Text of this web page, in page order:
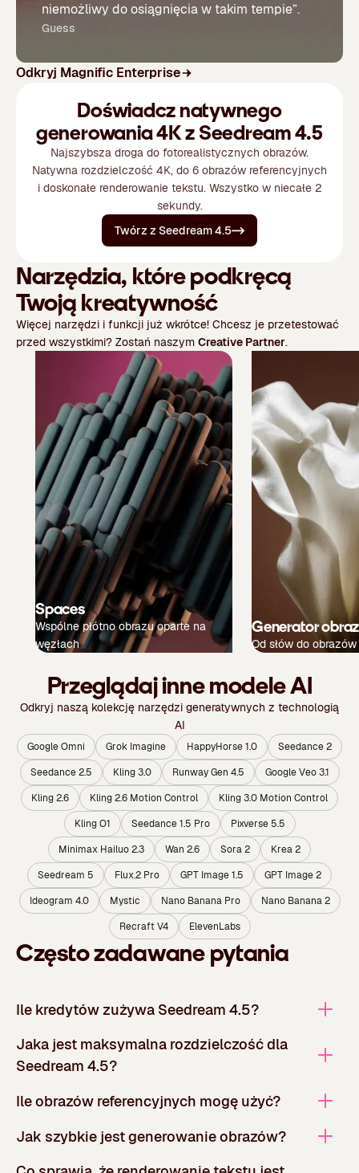
niemożliwy do osiągnięcia w takim tempie”.
Guess
Odkryj Magnific Enterprise
Doświadcz natywnego
generowania 4K z Seedream 4.5
Najszybsza droga do fotorealistycznych obrazów.
Natywna rozdzielczość 4K, do 6 obrazów referencyjnych
i doskonałe renderowanie tekstu. Wszystko w niecałe 2
sekundy.
Twórz z Seedream 4.5
Narzędzia, które podkręcą
Twoją kreatywność
Więcej narzędzi i funkcji już wkrótce! Chcesz je przetestować
przed wszystkimi? Zostań naszym Creative Partner.
Spaces
Wspólne płótno obrazu oparte na
węzłach
Generator
Od słów do obrazów
Przeglądaj inne modele AI
Odkryj naszą kolekcję narzędzi generatywnych z technologią
AI
Google Omni Grok Imagine HappyHorse 1.0
Seedance 2
Seedance 2.5
Kling 3.0 Runway Gen 4.5
Google Veo 3.1
Kling 2.6
Kling 2.6 Motion Control
Kling 3.0 Motion Control
Kling O1
Seedance 1.5 Pro
Pixverse 5.5
Minimax Hailuo 2.3
Wan 2.6 Sora 2
Krea 2
Seedream 5
Flux.2 Pro GPT Image 1.5
GPT Image 2
Ideogram 4.0
Mystic Nano Banana Pro
Nano Banana 2
Recraft V4
ElevenLabs
Często zadawane pytania
Ile kredytów zużywa Seedream 4.5?
Jaka jest maksymalna rozdzielczość dla
Seedream 4.5?
Ile obrazów referencyjnych mogę użyć?
Jak szybkie jest generowanie obrazów?